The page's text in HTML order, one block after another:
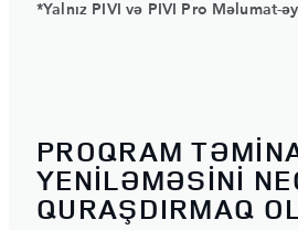
*Yalnız PIVI və PIVI Pro Məlumat-
PROQRAM
YENILƏMƏSINI
QURAŞDIRMAQ